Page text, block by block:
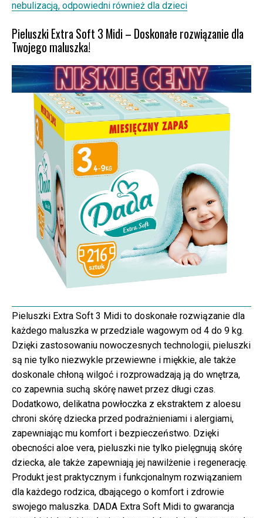
nebulizacją, odpowiedni również dla dzieci
Pieluszki Extra Soft 3 Midi – Doskonałe rozwiązanie dla
Twojego maluszka!
Pieluszki Extra Soft 3 Midi to doskonałe rozwiązanie dla
każdego maluszka w przedziale wagowym od 4 do 9 kg.
Dzięki zastosowaniu nowoczesnych technologii, pieluszki
są nie tylko niezwykle przewiewne i miękkie, ale także
doskonale chłoną wilgoć i rozprowadzają ją do wnętrza,
co zapewnia suchą skórę nawet przez długi czas.
Dodatkowo, delikatna powłoczka z ekstraktem z aloesu
chroni skórę dziecka przed podrażnieniami i alergiami,
zapewniając mu komfort i bezpieczeństwo. Dzięki
obecności aloe vera, pieluszki nie tylko pielęgnują skórę
dziecka, ale także zapewniają jej nawilżenie i regenerację.
Produkt jest praktycznym i funkcjonalnym rozwiązaniem
dla każdego rodzica, dbającego o komfort i zdrowie
swojego maluszka. DADA Extra Soft Midi to gwarancja